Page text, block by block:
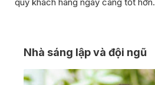
Nhà sáng lập và đội ngũ